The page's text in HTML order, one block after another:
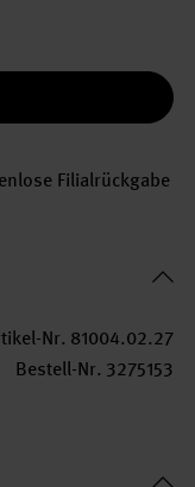
Filial­rückgabe
Nr. 81004.02.27
Bestell-Nr. 3275153